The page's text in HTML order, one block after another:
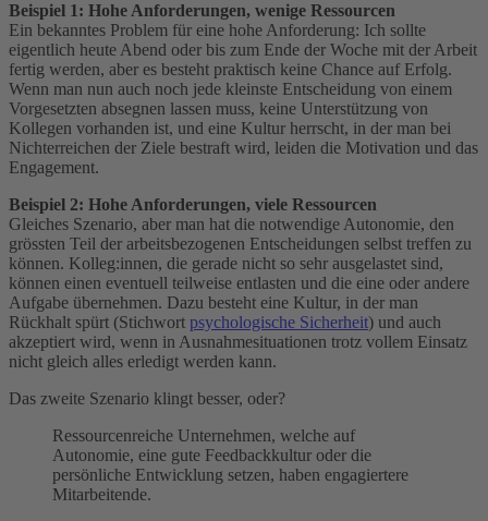
Beispiel 1: Hohe Anforderungen, wenige Ressourcen
Ein bekanntes Problem für eine hohe Anforderung: Ich sollte
eigentlich heute Abend oder bis zum Ende der Woche mit der Arbeit
fertig werden, aber es besteht praktisch keine Chance auf Erfolg.
Wenn man nun auch noch jede kleinste Entscheidung von einem
Vorgesetzten absegnen lassen muss, keine Unterstützung von
Kollegen vorhanden ist, und eine Kultur herrscht, in der man bei
Nichterreichen der Ziele bestraft wird, leiden die Motivation und das
Engagement.
Beispiel 2: Hohe Anforderungen, viele Ressourcen
Gleiches Szenario, aber man hat die notwendige Autonomie, den
grössten Teil der arbeitsbezogenen Entscheidungen selbst treffen zu
können. Kolleg:innen, die gerade nicht so sehr ausgelastet sind,
können einen eventuell teilweise entlasten und die eine oder andere
Aufgabe übernehmen. Dazu besteht eine Kultur, in der man
Rückhalt spürt (Stichwort psychologische Sicherheit) und auch
akzeptiert wird, wenn in Ausnahmesituationen trotz vollem Einsatz
nicht gleich alles erledigt werden kann.
Das zweite Szenario klingt besser, oder?
Ressourcenreiche Unternehmen, welche auf
Autonomie, eine gute Feedbackkultur oder die
persönliche Entwicklung setzen, haben engagiertere
Mitarbeitende.